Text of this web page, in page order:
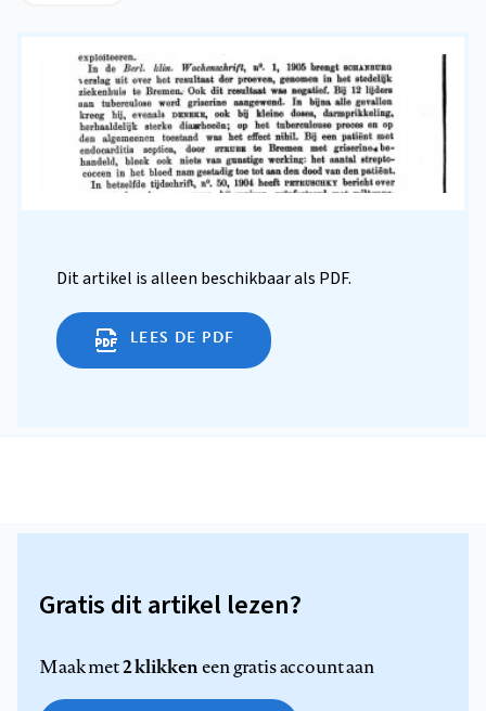
Dit artikel is alleen beschikbaar als PDF.
LEES DE PDF
Gratis dit artikel lezen?
Maak met2 klikkeneen gratis account aan